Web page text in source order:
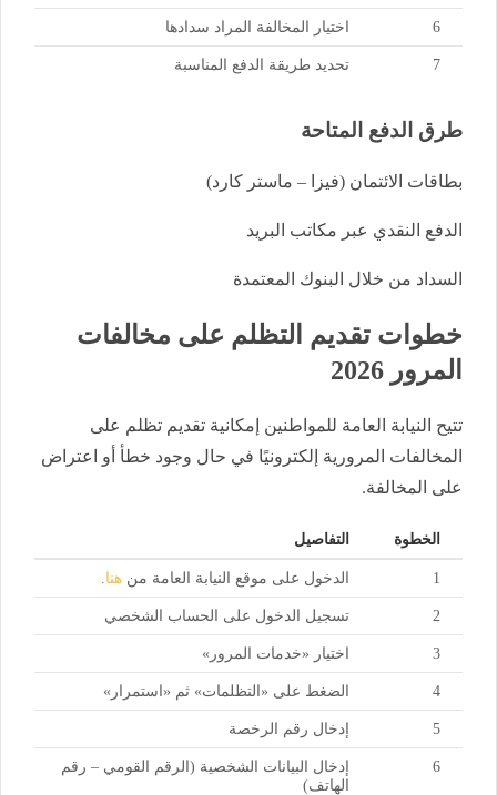
6 اختيار المخالفة المراد سدادها
7 تحديد طريقة الدفع المناسبة
طرق الدفع المتاحة
بطاقات الائتمان (فيزا – ماستر كارد)
الدفع النقدي عبر مكاتب البريد
السداد من خلال البنوك المعتمدة
خطوات تقديم التظلم على مخالفات
المرور 2026
تتيح النيابة العامة للمواطنين إمكانية تقديم تظلم على
المخالفات المرورية إلكترونيًا في حال وجود خطأ أو اعتراض
على المخالفة.
الخطوة التفاصيل
1 الدخول على موقع النيابة العامة من هنا
2 تسجيل الدخول على الحساب الشخصي
3 اختيار «خدمات المرور»
4 الضغط على «التظلمات» ثم «استمرار»
5 إدخال رقم الرخصة
6
إدخال البيانات الشخصية (الرقم القومي – رقم
الهاتف)